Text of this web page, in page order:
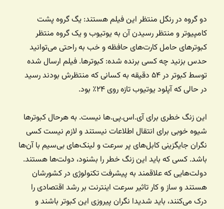
دو گروه در رنگل منتظر این فیلم هستند: یگ گروه پشت
کامپیوتر و منتظر رسیدن آن به یوتیوب و یک گروه منتظر
کبوترهای حامل کارت‌های حافظه و خب به راحتی می‌توانید
حدس بزنید چه کسی برنده شده: کبوترها. فیلم ارسال شده
توسط کبوتر در ۵۴ دقیقه به کسانی که منتظرش بودند رسید
در حالی که آپلود یوتیوب تازه روی ۲۴٪ بود.
این زنگ خطری برای آی.اس.پی.ها نیست. به هرحال کبوترها
شیوه خوبی برای انتقال اطلاعات نیستند و لازم نیست کسی
نگران جایگزینی کابل‌های پر سرعت و لینک‌های بی‌سیم با آن‌ها
باشد. کسی که باید این زنگ خطر را بشنود، دولت‌ها هستند.
دولت‌هایی که علاقمند به پیشرفت تکنولوژی در کشورشان
هستند و ساز و کار تاثیر سرعت اینترنت بر رشد اقتصادی را
درک می‌کنند، باید شدیدا نگران پیروزی این کبوتر باشند و